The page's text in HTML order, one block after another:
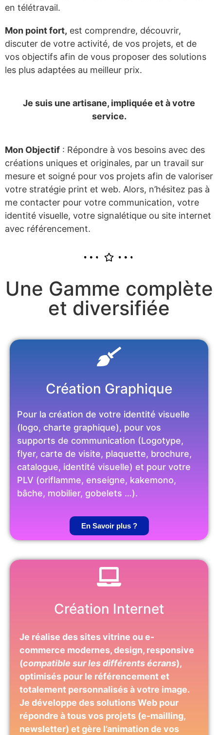
en télétravail.
Mon point fort, est comprendre, découvrir,
discuter de votre activité, de vos projets, et de
vos objectifs afin de vous proposer des solutions
les plus adaptées au meilleur prix.
Je suis une artisane, impliquée et à votre
service.
Mon Objectif : Répondre à vos besoins avec des
créations uniques et originales, par un travail sur
mesure et soigné pour vos projets afin de valoriser
votre stratégie print et web. Alors, n’hésitez pas à
me contacter pour votre communication, votre
identité visuelle, votre signalétique ou site internet
avec référencement.
Une Gamme complète
et diversifiée
Création Graphique
Pour la création de votre identité visuelle
(logo, charte graphique), pour vos
supports de communication (Logotype,
flyer, carte de visite, plaquette, brochure,
catalogue, identité visuelle) et pour votre
PLV (oriflamme, enseigne, kakemono,
bâche, mobilier, gobelets …).
En Savoir plus ?
Création Internet
Je réalise des sites vitrine ou e-
commerce modernes, design, responsive
(compatible sur les différents écrans),
optimisés pour le référencement et
totalement personnalisés à votre image.
Je développe des solutions Web pour
répondre à tous vos projets (e-mailling,
newsletter) et gère l’animation de vos